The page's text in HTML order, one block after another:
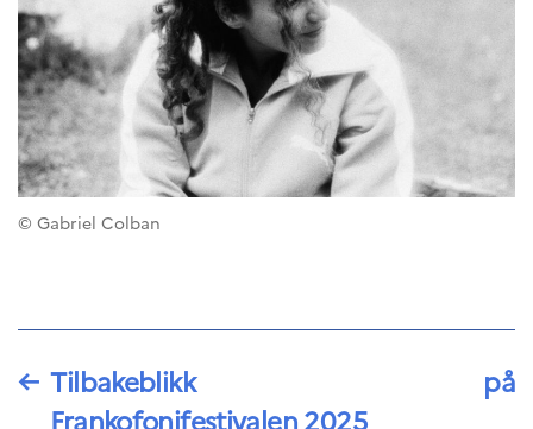
Stipender
Arctic Frontiers
FINA Award
France Excellence Research
Programme Norway
Arrangementer
Science Night
Søk
©️ Gabriel Colban
← Tilbakeblikk på